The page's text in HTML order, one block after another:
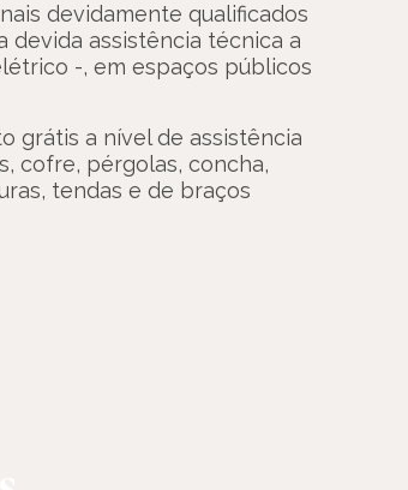
devidamente qualificados
assistência técnica a
-, em espaços públicos
grátis a nível de assistência
cofre, pérgolas, concha,
tendas e de braços